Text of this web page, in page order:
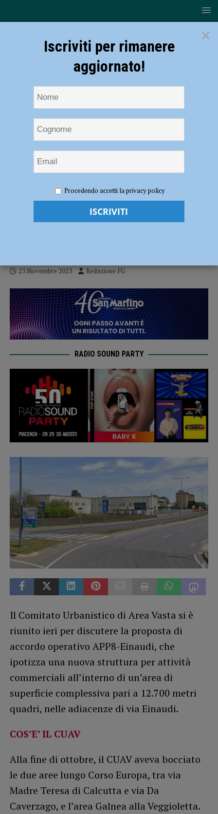
commerciali, anche per l’area di via Einaudi bocciatura in vista
Nuovi insediamenti commerciali, anche
23 Novembre 2023 Redazione FG
RADIO SOUND PARTY
Il Comitato Urbanistico di Area Vasta si è
riunito ieri per discutere la proposta di
accordo operativo APP8-Einaudi, che
ipotizza una nuova struttura per attività
commerciali all’interno di un’area di
superficie complessiva pari a 12.700 metri
quadri, nelle adiacenze di via Einaudi.
COS’E’ IL CUAV
Alla fine di ottobre, il CUAV aveva bocciato
le due aree lungo Corso Europa, tra via
Madre Teresa di Calcutta e via Da
Caverzago, e l’area Galnea alla Veggioletta.
×
Iscriviti per rimanere
aggiornato!
Procedendo accetti la privacy policy